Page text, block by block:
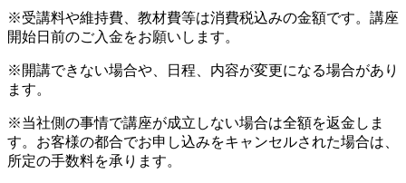
※受講料や維持費、教材費等は消費税込みの金額です。講座
開始日前のご入金をお願いします。
※開講できない場合や、日程、内容が変更になる場合があり
ます。
※当社側の事情で講座が成立しない場合は全額を返金しま
す。お客様の都合でお申し込みをキャンセルされた場合は、
所定の手数料を承ります。